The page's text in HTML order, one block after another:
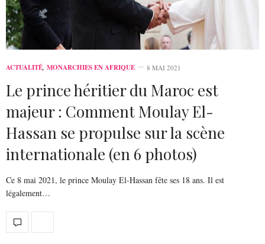
ACTUALITÉ, MONARCHIES EN AFRIQUE 8 MAI 2021
Le prince héritier du Maroc est
majeur : Comment Moulay El-
Hassan se propulse sur la scène
internationale (en 6 photos)
Ce 8 mai 2021, le prince Moulay El-Hassan fête ses 18 ans. Il est
légalement…